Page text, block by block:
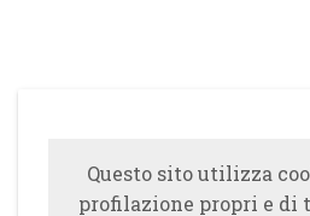
Questo sito utilizza
profilazione propri e di